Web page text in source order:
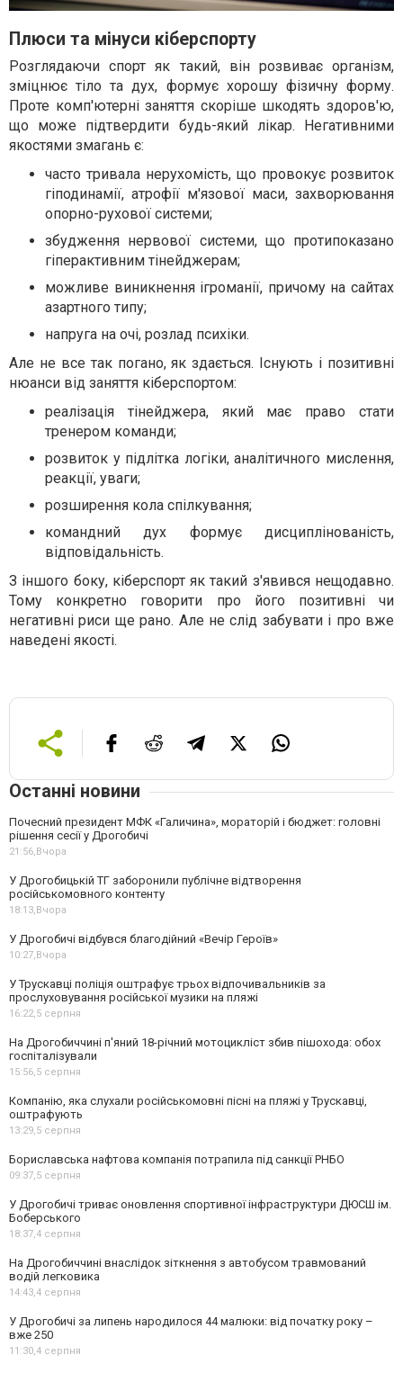
Плюси та мінуси кіберспорту
Розглядаючи спорт як такий, він розвиває організм,
зміцнює тіло та дух, формує хорошу фізичну форму.
Проте комп'ютерні заняття скоріше шкодять здоров'ю,
що може підтвердити будь-який лікар. Негативними
якостями змагань є:
часто тривала нерухомість, що провокує розвиток
гіподинамії, атрофії м'язової маси, захворювання
опорно-рухової системи;
збудження нервової системи, що протипоказано
гіперактивним тінейджерам;
можливе виникнення ігроманії, причому на сайтах
азартного типу;
напруга на очі, розлад психіки.
Але не все так погано, як здається. Існують і позитивні
нюанси від заняття кіберспортом:
реалізація тінейджера, який має право стати
тренером команди;
розвиток у підлітка логіки, аналітичного мислення,
реакції, уваги;
розширення кола спілкування;
командний дух формує дисциплінованість,
відповідальність.
З іншого боку, кіберспорт як такий з'явився нещодавно.
Тому конкретно говорити про його позитивні чи
негативні риси ще рано. Але не слід забувати і про вже
наведені якості.
Останні новини
Почесний президент МФК «Галичина», мораторій і бюджет: головні
рішення сесії у Дрогобичі
21:56,Вчора
У Дрогобицькій ТГ заборонили публічне відтворення
російськомовного контенту
18:13,Вчора
У Дрогобичі відбувся благодійний «Вечір Героїв»
10:27,Вчора
У Трускавці поліція оштрафує трьох відпочивальників за
прослуховування російської музики на пляжі
16:22,5 серпня
На Дрогобиччині п'яний 18-річний мотоцикліст збив пішохода: обох
госпіталізували
15:56,5 серпня
Компанію, яка слухали російськомовні пісні на пляжі у Трускавці,
оштрафують
13:29,5 серпня
Бориславська нафтова компанія потрапила під санкції РНБО
09:37,5 серпня
У Дрогобичі триває оновлення спортивної інфраструктури ДЮСШ ім.
Боберського
18:37,4 серпня
На Дрогобиччині внаслідок зіткнення з автобусом травмований
водій легковика
14:43,4 серпня
У Дрогобичі за липень народилося 44 малюки: від початку року –
вже 250
11:30,4 серпня